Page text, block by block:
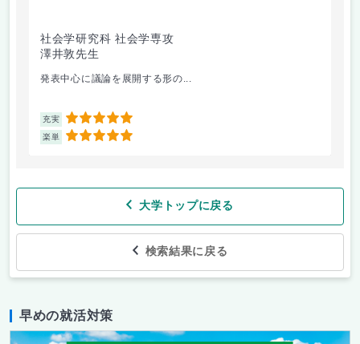
社会学研究科 社会学専攻
澤井敦先生
発表中心に議論を展開する形の...
充実 5
楽単 5
大学トップに戻る
検索結果に戻る
早めの就活対策